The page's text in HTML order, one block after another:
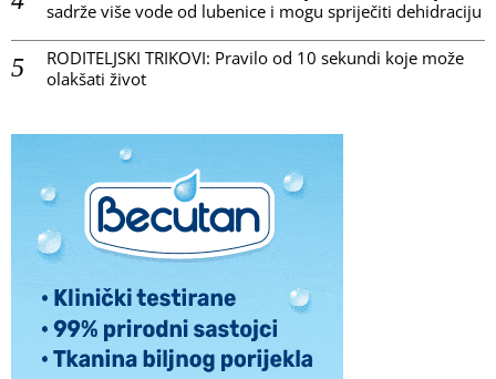
sadrže više vode od lubenice i mogu spriječiti dehidraciju
RODITELJSKI TRIKOVI: Pravilo od 10 sekundi koje može
olakšati život